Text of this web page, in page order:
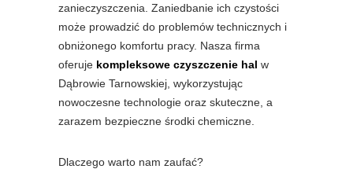
zanieczyszczenia. Zaniedbanie ich czystości
może prowadzić do problemów technicznych i
obniżonego komfortu pracy. Nasza firma
oferuje kompleksowe czyszczenie hal w
Dąbrowie Tarnowskiej, wykorzystując
nowoczesne technologie oraz skuteczne, a
zarazem bezpieczne środki chemiczne.
Dlaczego warto nam zaufać?